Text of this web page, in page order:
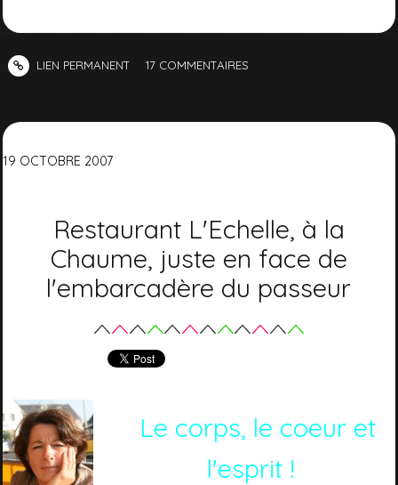
LIEN PERMANENT 17 COMMENTAIRES
19 OCTOBRE 2007
Restaurant L'Echelle, à la
Chaume, juste en face de
l'embarcadère du passeur
Le corps, le coeur et
l'esprit !